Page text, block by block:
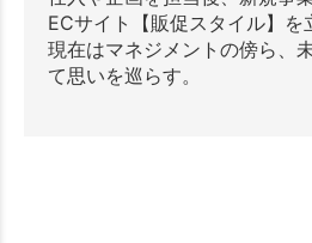
ECサイト【販促スタイル】を
現在はマネジメントの傍ら、
て思いを巡らす。